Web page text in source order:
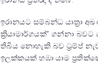
ඉරානයට සම්බන්ධ යාත්‍රා
ක්‍රියාමාර්ගයක්” ගන්නා
තිබිය නොහැකි බව ට්‍රම්ප්
ඉලක්කයක් හඹා යාම